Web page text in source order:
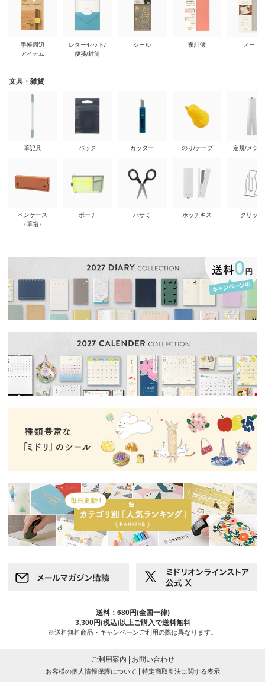
手帳周辺
アイテム
レターセット/
便箋/封筒
シール 家計簿 ノート
文具・雑貨
筆記具
ペンケース
（筆箱）
バッグ
ポーチ
カッター
ハサミ
のり/テープ
ホッチキス
定規/メジ
クリップ
送料：680円(全国一律)
3,300円(税込)以上ご購入で送料無料
※送料無料商品・キャンペーンご利用の際は異なります。
ご利用案内 お問い合わせ
お客様の個人情報保護について 特定商取引法に関する表示